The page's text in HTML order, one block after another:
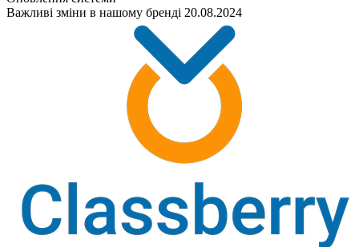
Важливі зміни в нашому бренді 20.08.2024